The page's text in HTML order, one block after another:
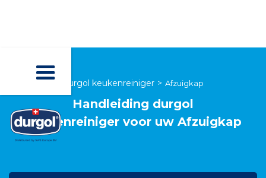
durgol keukenreiniger > Afzuigkap
Handleiding durgol
keukenreinigervoor uw Afzuigkap